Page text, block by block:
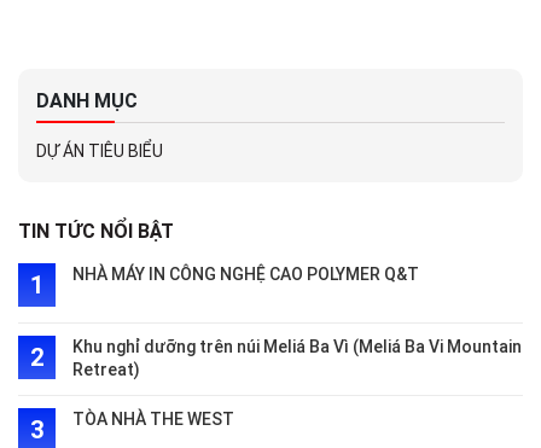
DANH MỤC
DỰ ÁN TIÊU BIỂU
TIN TỨC NỔI BẬT
NHÀ MÁY IN CÔNG NGHỆ CAO POLYMER Q&T
Khu nghỉ dưỡng trên núi Meliá Ba Vì (Meliá Ba Vi Mountain
Retreat)
TÒA NHÀ THE WEST